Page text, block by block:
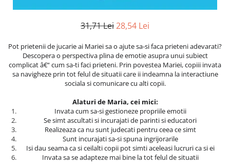
Sanatate
Diete
Gastronomik
MedConnect
Medicina & Farmacie
Medicina Pentru Toti
SealfHealing
31,71 Lei28,54 Lei
Pot prietenii de jucarie ai Mariei sa o ajute sa-si faca prieteni adevarati?
Descopera o perspectiva plina de emotie asupra unui subiect
complicat â€“ cum sa-ti faci prieteni. Prin povestea Mariei, copiii invata
sa navigheze prin tot felul de situatii care ii indeamna la interactiune
sociala si comunicare cu alti copii.
Alaturi de Maria, cei mici:
Invata cum sa-si gestioneze propriile emotii
Se simt ascultati si incurajati de parinti si educatori
Realizeaza ca nu sunt judecati pentru ceea ce simt
Sunt incurajati sa-si spuna ingrijorarile
Isi dau seama ca si ceilalti copii pot simti aceleasi lucruri ca si ei
Invata sa se adapteze mai bine la tot felul de situatii